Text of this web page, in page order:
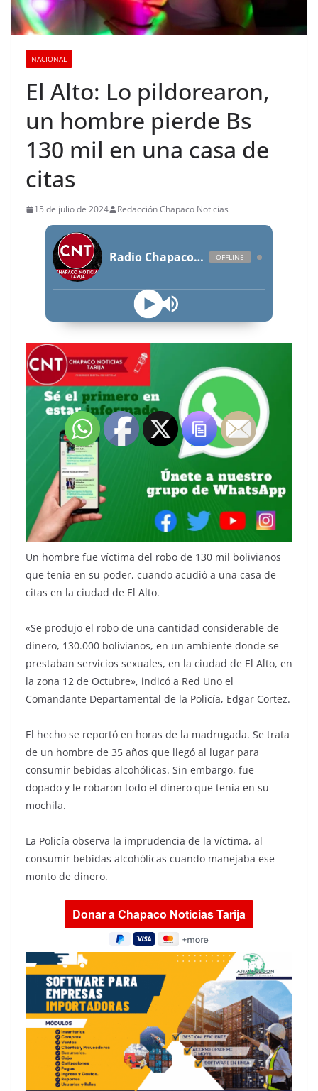
NACIONAL
El Alto: Lo pildorearon,
un hombre pierde Bs
130 mil en una casa de
citas
15 de julio de 2024 Redacción Chapaco Noticias
Radio Chapaco Noticias Las 24 horas en vivo OFFLINE
Un hombre fue víctima del robo de 130 mil bolivianos
que tenía en su poder, cuando acudió a una casa de
citas en la ciudad de El Alto.
«Se produjo el robo de una cantidad considerable de
dinero, 130.000 bolivianos, en un ambiente donde se
prestaban servicios sexuales, en la ciudad de El Alto, en
la zona 12 de Octubre», indicó a Red Uno el
Comandante Departamental de la Policía, Edgar Cortez.
El hecho se reportó en horas de la madrugada. Se trata
de un hombre de 35 años que llegó al lugar para
consumir bebidas alcohólicas. Sin embargo, fue
dopado y le robaron todo el dinero que tenía en su
mochila.
La Policía observa la imprudencia de la víctima, al
consumir bebidas alcohólicas cuando manejaba ese
monto de dinero.